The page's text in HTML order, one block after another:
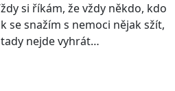
si říkám, že vždy někdo, kdo
se snažím s nemoci nějak sžít,
nejde vyhrát…